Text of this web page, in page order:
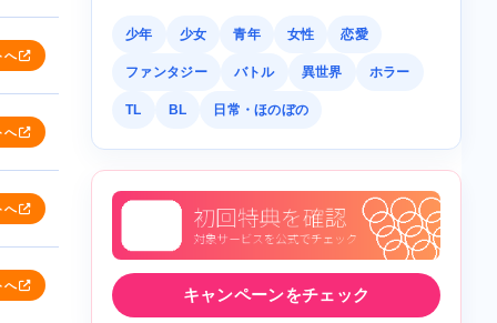
へ
へ
へ
へ
少年 少女 青年 女性 恋愛
ファンタジー バトル 異世界 ホラー
TL BL 日常・ほのぼの
キャンペーンをチェック